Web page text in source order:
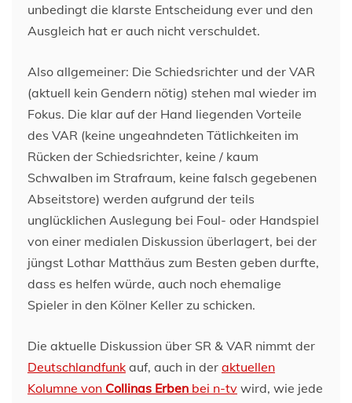
unbedingt die klarste Entscheidung ever und den
Ausgleich hat er auch nicht verschuldet.
Also allgemeiner: Die Schiedsrichter und der VAR
(aktuell kein Gendern nötig) stehen mal wieder im
Fokus. Die klar auf der Hand liegenden Vorteile
des VAR (keine ungeahndeten Tätlichkeiten im
Rücken der Schiedsrichter, keine / kaum
Schwalben im Strafraum, keine falsch gegebenen
Abseitstore) werden aufgrund der teils
unglücklichen Auslegung bei Foul- oder Handspiel
von einer medialen Diskussion überlagert, bei der
jüngst Lothar Matthäus zum Besten geben durfte,
dass es helfen würde, auch noch ehemalige
Spieler in den Kölner Keller zu schicken.
Die aktuelle Diskussion über SR & VAR nimmt der
Deutschlandfunk auf, auch in der aktuellen
Kolumne von Collinas Erben bei n-tv wird, wie jede